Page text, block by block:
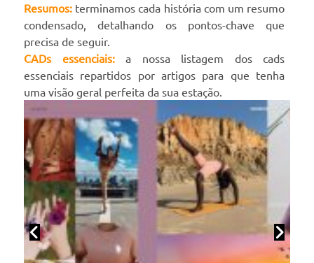
Resumos: terminamos cada história com um resumo
condensado, detalhando os pontos-chave que
precisa de seguir.
CADs essenciais:a nossa listagem dos cads
essenciais repartidos por artigos para que tenha
uma visão geral perfeita da sua estação.